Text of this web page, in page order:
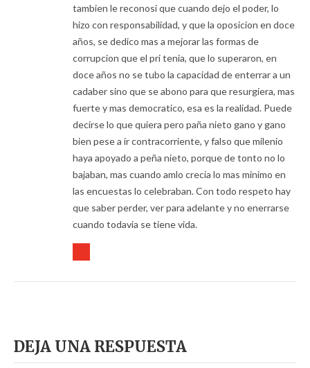
tambien le reconosi que cuando dejo el poder, lo
hizo con responsabilidad, y que la oposicion en doce
años, se dedico mas a mejorar las formas de
corrupcion que el pri tenia, que lo superaron, en
doce años no se tubo la capacidad de enterrar a un
cadaber sino que se abono para que resurgiera, mas
fuerte y mas democratico, esa es la realidad. Puede
decirse lo que quiera pero paña nieto gano y gano
bien pese a ir contracorriente, y falso que milenio
haya apoyado a peña nieto, porque de tonto no lo
bajaban, mas cuando amlo crecia lo mas minimo en
las encuestas lo celebraban. Con todo respeto hay
que saber perder, ver para adelante y no enerrarse
cuando todavia se tiene vida.
DEJA UNA RESPUESTA